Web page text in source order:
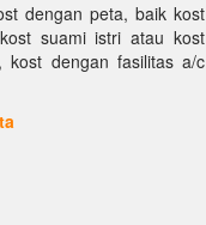
dengan peta, baik kost
suami istri atau kost
kost dengan fasilitas a/c